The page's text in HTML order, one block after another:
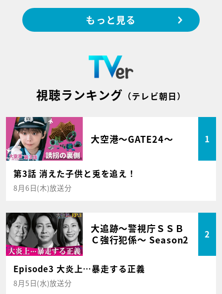
もっと見る
視聴ランキング （テレビ朝日）
大空港～GATE24～ 1
第3話 消えた子供と兎を追え！
8月6日(木)放送分
大追跡～警視庁ＳＳＢ
Ｃ強行犯係～ Season2
2
Episode3 大炎上…暴走する正義
8月5日(水)放送分